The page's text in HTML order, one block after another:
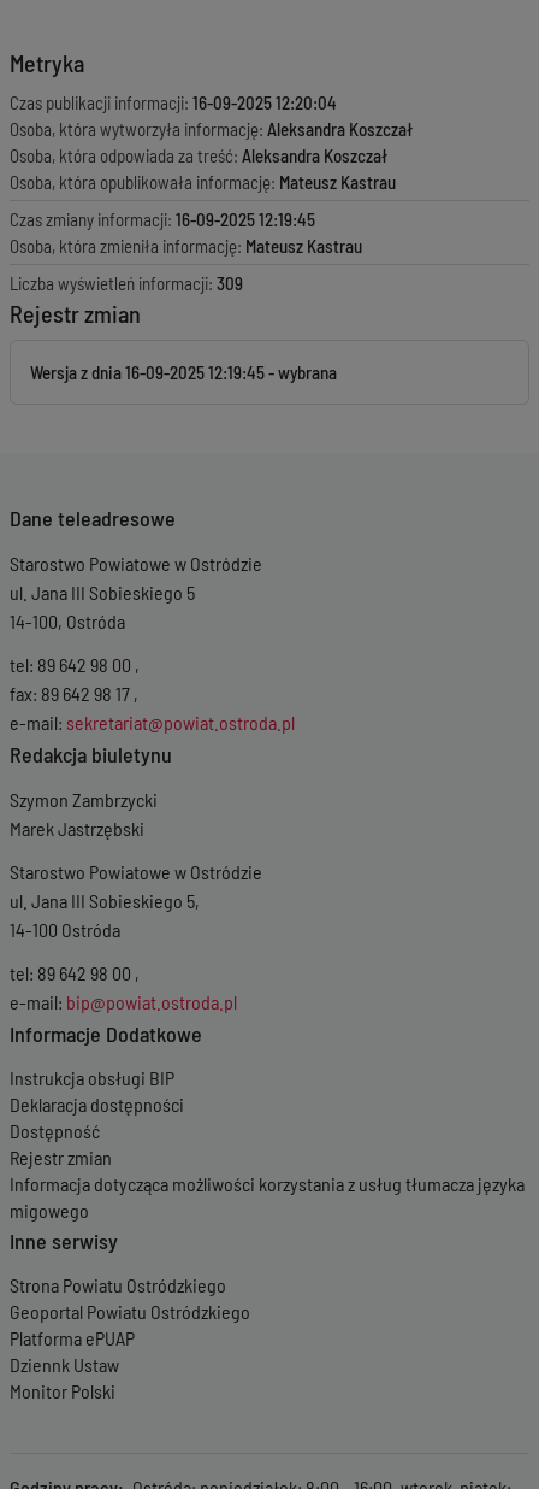
Metryka
Czas publikacji informacji: 16-09-2025 12:20:04
Osoba, która wytworzyła informację: Aleksandra Koszczał
Osoba, która odpowiada za treść: Aleksandra Koszczał
Osoba, która opublikowała informację: Mateusz Kastrau
Czas zmiany informacji: 16-09-2025 12:19:45
Osoba, która zmieniła informację: Mateusz Kastrau
Liczba wyświetleń informacji: 309
Rejestr zmian
Wersja z dnia16-09-2025 12:19:45
Dane teleadresowe
Starostwo Powiatowe w Ostródzie
ul. Jana III Sobieskiego 5
14-100, Ostróda
tel: 89 642 98 00 ,
fax: 89 642 98 17 ,
e-mail: sekretariat@powiat.ostroda.pl
Redakcja biuletynu
Szymon Zambrzycki
Marek Jastrzębski
Starostwo Powiatowe w Ostródzie
ul. Jana III Sobieskiego 5,
14-100 Ostróda
tel: 89 642 98 00 ,
e-mail: bip@powiat.ostroda.pl
Informacje Dodatkowe
Instrukcja obsługi BIP
Deklaracja dostępności
Dostępność
Rejestr zmian
Informacja dotycząca możliwości korzystania z usług tłumacza języka
migowego
Inne serwisy
Strona Powiatu Ostródzkiego
Geoportal Powiatu Ostródzkiego
Platforma ePUAP
Dziennk Ustaw
Monitor Polski